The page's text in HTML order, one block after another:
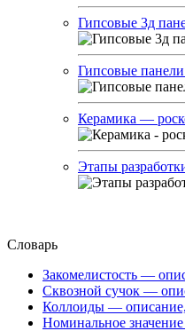
Гипсовые 3д
Гипсовые
Керамика —
Этапы
Словарь
Закомелистость —
Сквозной сучок —
Коллоиды —
Номинальное